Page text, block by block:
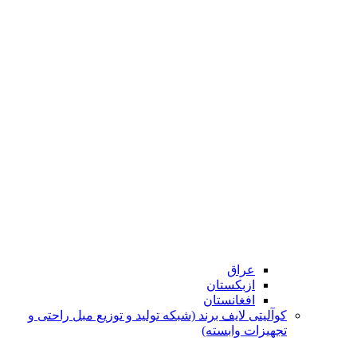
عراق
ازبکستان
افغانستان
کوآلیتی لایف برند (شبکه تولید و توزیع مبل راحتی و
تجهیزات وابسته)